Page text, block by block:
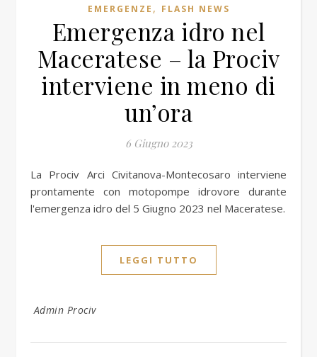
EMERGENZE , FLASH NEWS
Emergenza idro nel
Maceratese – la Prociv
interviene in meno di
un’ora
6 Giugno 2023
La Prociv Arci Civitanova-Montecosaro interviene
prontamente con motopompe idrovore durante
l'emergenza idro del 5 Giugno 2023 nel Maceratese.
LEGGI TUTTO
Admin Prociv